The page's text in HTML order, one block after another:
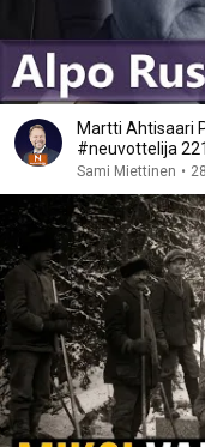
Martti Ahtisaari
#neuvottelija 221
Sami Miettinen •